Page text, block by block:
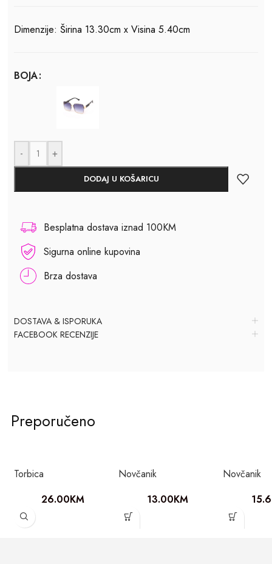
Dimenzije: Širina 13.30cm x Visina 5.40cm
BOJA
- +
DODAJ U KOŠARICU
Besplatna dostava iznad 100KM
Sigurna online kupovina
Brza dostava
DOSTAVA & ISPORUKA
FACEBOOK RECENZIJE
Preporučeno
Torbica
26.00KM
Novčanik
13.00KM
Novčanik